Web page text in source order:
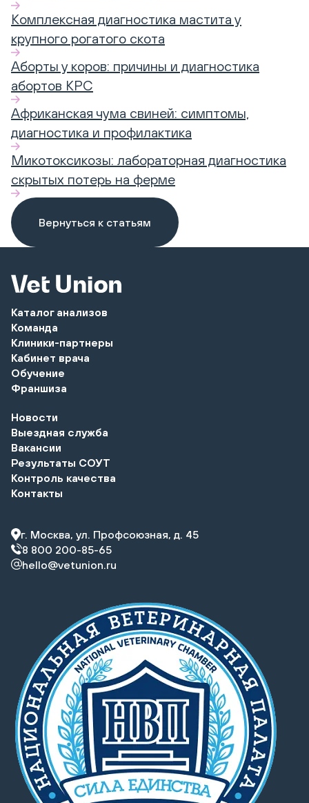
Комплексная диагностика мастита у
крупного рогатого скота
Аборты у коров: причины и диагностика
абортов КРС
Африканская чума свиней: симптомы,
диагностика и профилактика
Микотоксикозы: лабораторная диагностика
скрытых потерь на ферме
Вернуться к статьям
Каталог анализов
Команда
Клиники-партнеры
Кабинет врача
Обучение
Франшиза
Новости
Выездная служба
Вакансии
Результаты СОУТ
Контроль качества
Контакты
г. Москва, ул. Профсоюзная, д. 45
8 800 200-85-65
hello@vetunion.ru